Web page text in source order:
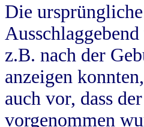
Die
z.B. nach der
anzeigen
auch vor, dass
vorgenommen